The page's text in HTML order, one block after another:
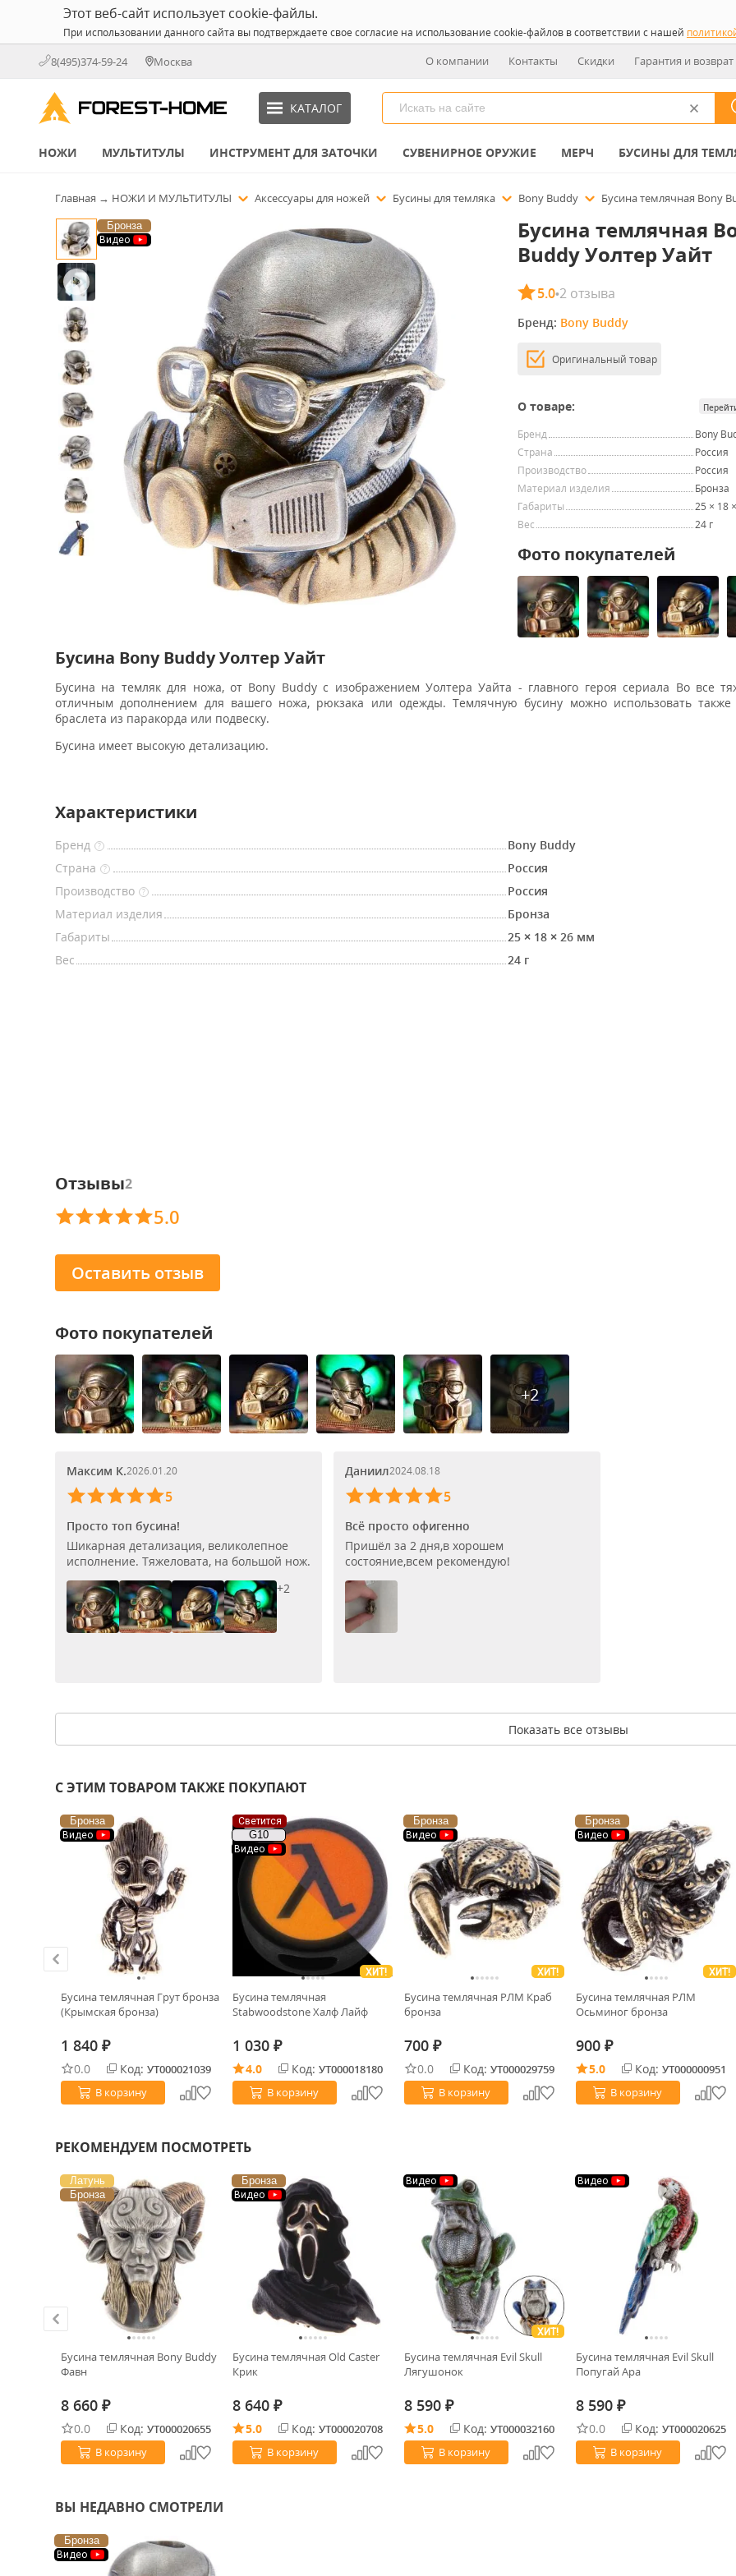
Этот веб-сайт использует cookie-файлы.
При использовании данного сайта вы подтверждаете свое согласие на использование cookie-файлов в соответствии с нашей
8(495)374-59-24 Москва О компании Контакты Скидки Гарантия и возврат
КАТАЛОГ
НОЖИ МУЛЬТИТУЛЫ ИНСТРУМЕНТ ДЛЯ ЗАТОЧКИ СУВЕНИРНОЕ ОРУЖИЕ МЕРЧ БУСИНЫ ДЛЯ
Главная → НОЖИ И МУЛЬТИТУЛЫ Аксессуары для ножей Бусины для темляка Bony Buddy Бусина темлячная Bony
Бронза
Видео
Бусина темлячная
Buddy Уолтер Уайт
5.0•2 отзыва
Бренд: Bony Buddy
Оригинальный товар
О товаре:
Бренд
Bony
Страна
Россия
Производство
Россия
Материал изделия
Бронза
Габариты
25 × 18
Вес
24 г
Фото покупателей
Бусина Bony Buddy Уолтер Уайт
Бусина на темляк для ножа, от Bony Buddy с изображением Уолтера Уайта - главного героя сериала Во все
отличным дополнением для вашего ножа, рюкзака или одежды. Темлячную бусину можно использовать также
браслета из паракорда или подвеску.
Бусина имеет высокую детализацию.
Характеристики
Бренд ?
Bony Buddy
Страна
?
Россия
Производство
?
Россия
Материал изделия
Бронза
Габариты
25 × 18 × 26 мм
Вес
24 г
Отзывы2
5.0
Оставить отзыв
Фото покупателей
+2
Максим К.2026.01.20
5
Просто топ бусина!
Шикарная детализация, великолепное
исполнение. Тяжеловата, на большой нож.
+2
Даниил2024.08.18
5
Всё просто офигенно
Пришёл за 2 дня,в хорошем
состояние,всем рекомендую!
Показать все отзывы
С ЭТИМ ТОВАРОМ ТАКЖЕ ПОКУПАЮТ
Бронза
Видео
Бусина темлячная Грут бронза
(Крымская бронза)
1 840 ₽
0.0 Код: УТ000021039
В корзину
Светится
G10
Видео
ХИТ!
Бусина темлячная
Stabwoodstone Халф Лайф
1 030 ₽
4.0 Код: УТ000018180
В корзину
Бронза
Видео
ХИТ!
Бусина темлячная РЛМ Краб
бронза
700 ₽
0.0 Код: УТ000029759
В корзину
Бронза
Видео
ХИТ!
Бусина темлячная РЛМ
Осьминог бронза
900 ₽
5.0 Код: УТ000000951
В корзину
РЕКОМЕНДУЕМ ПОСМОТРЕТЬ
Латунь
Бронза
Бусина темлячная Bony Buddy
Фавн
8 660 ₽
0.0 Код: УТ000020655
В корзину
Бронза
Видео
Бусина темлячная Old Caster
Крик
8 640 ₽
5.0 Код: УТ000020708
В корзину
Видео
ХИТ!
Бусина темлячная Evil Skull
Лягушонок
8 590 ₽
5.0 Код: УТ000032160
В корзину
Видео
Бусина темлячная Evil Skull
Попугай Ара
8 590 ₽
0.0 Код: УТ000020625
В корзину
ВЫ НЕДАВНО СМОТРЕЛИ
Бронза
Видео